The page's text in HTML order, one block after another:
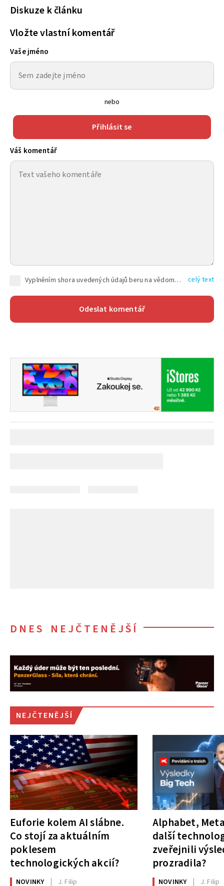
Diskuze k článku
Vložte vlastní komentář
Vaše jméno
nebo
Přihlásit se
Váš komentář
Vyplněním shora uvedených údajů beru na vědomí, že společnost TEXT FACTORY s.r.o., sídlem Brno, Durďákova 336/29, Černá Pole, PSČ: 613 00, IČ: 06157831, zapsané u Krajského soudu v Brně, oddíl C, vložka 100399, bude zpracovávat mé osobní údaje uvedené v rámci mnou vyplněného registračního formuláře na základě oprávněných zájmů TEXT FACTORY s.r.o. dle čl. 6 odst. 1 písm. f) GDPR a pro splnění právních povinností (čl. 6 odst. 1 písm. c) GDPR), a to pro tyto účely: nezbytnost zajistit oprávnění návštěvníka webových stránek provozovaných společností TEXT FACTORY s.r.o. přispívat aktivně ke zveřejněným článkům nebo v rámci diskusních fór a výkon práv TEXT FACTORY s.r.o. jako administrátora těchto diskusních fór. Více informací o zpracování osobních údajů a právech lze nalézt v celý text
DNES NEJČTENĚJŠÍ
NEJČTENĚJŠÍ
Euforie kolem AI slábne.
Co stojí za aktuálním
poklesem
technologických akcií?
NOVINKY J. Filip
Alphabet,
další
zveřejnili
prozradila?
NOVINKY J. Filip